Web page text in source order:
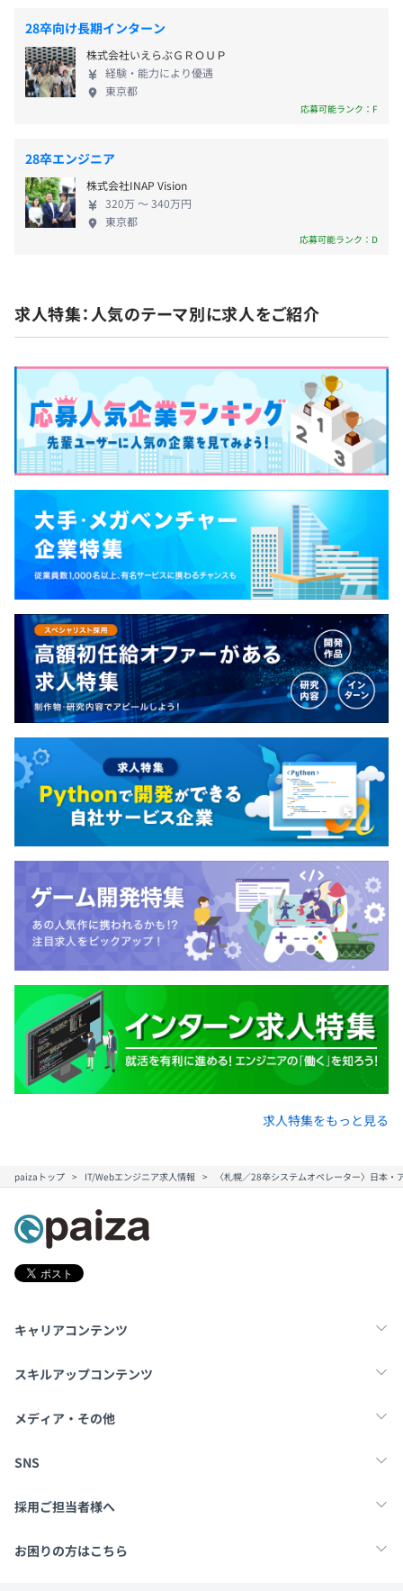
・通勤手当（交通費支給：月額5万円上限）
・定額深夜手当（札幌配属のみ）
・夜勤手当（シフト勤務者のみ：月5回以上の夜勤勤務
賞与：年2回（2月、8月）
昇給：年2回（2月、8月）
社会保険完備（健康保険・厚生年金保険、雇用保険・労災
保険）
雇用関係なし
3ヶ月
込んで行動すること。成長しているメンバーには、
負けず嫌いで、努力を惜しまず、成果に貪欲な者が多
いように思います。ITベンチャーには成果主義のイメ
ージがあるかもしれませんが、その過程での頑張り
や取り組みもしっかり見ています。執行役員や営業責
多くのチャンスに巡り合える会社です。 ITの進化や
環境の変化のスピードは非常に速く、企業もニーズ
に合わせて次々とサービスや業務内容を変えていか
なければなりません。大切にしたいマインドは、そ
です。
28卒向け長期インターン
株式会社いえらぶＧＲＯＵＰ
経験・能力により優遇
東京都
応募可能ランク：F
28卒エンジニア
株式会社INAP Vision
320万 〜 340万円
東京都
応募可能ランク：D
求人特集：人気のテーマ別に求人をご紹介
求人特集をもっと見る
paizaトップ IT/Webエンジニア求人情報 〈札幌／28卒システムオペレーター〉日本
キャリアコンテンツ
転職・キャリア
スキルアップコンテンツ
学習
メディア・その他
Tech Team Journal
SNS
X
採用ご担当者様へ
採用・教育をお考えの企業様へ
お困りの方はこちら